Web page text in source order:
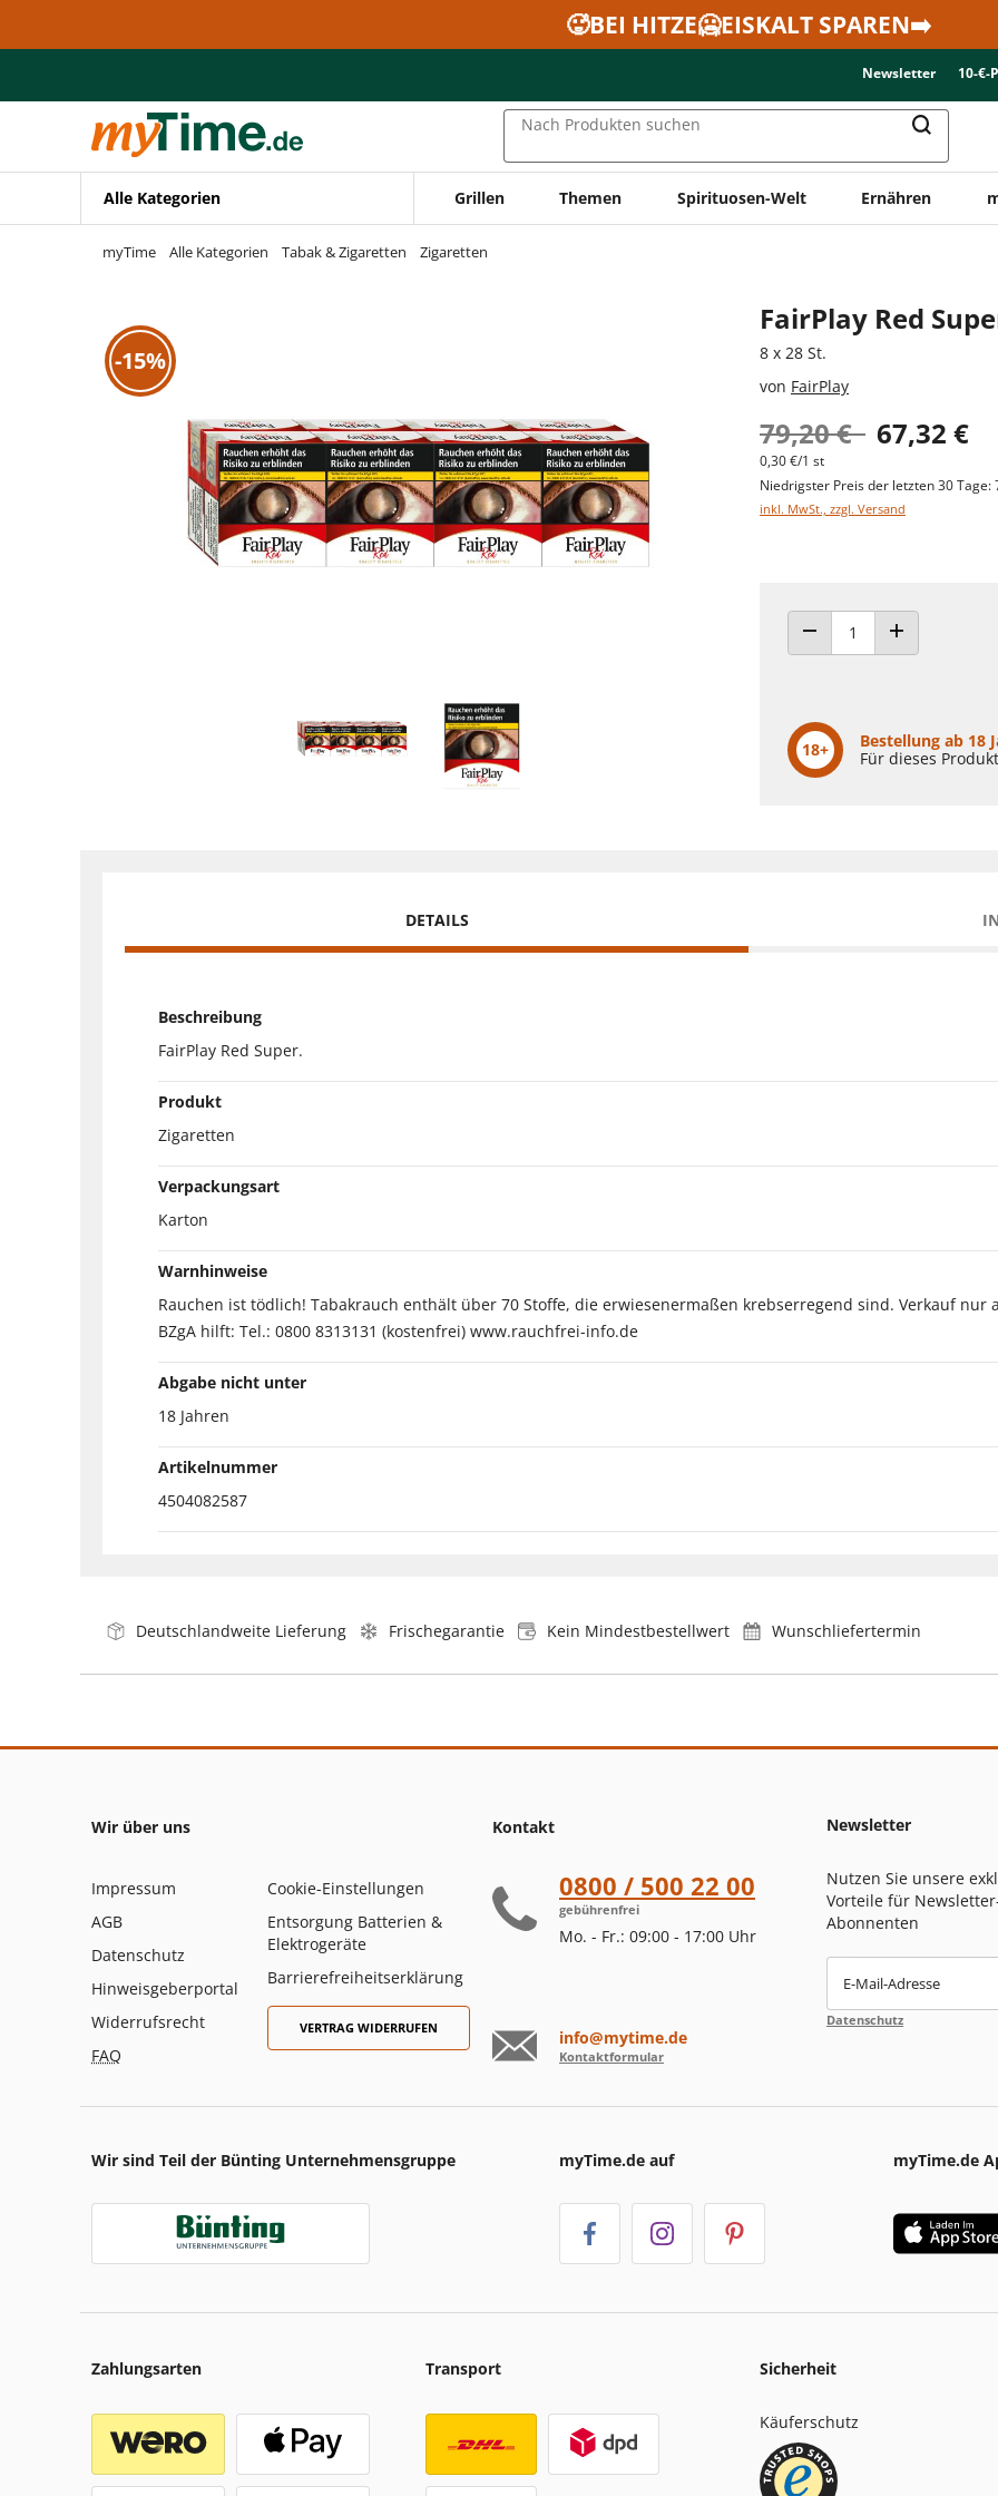
Zur Navigation springen
🥵BEI HITZE🥶EISKALT SPAREN➡️
Newsletter 10-€-
Nach Produkten suchen
Alle Kategorien Grillen Themen Spirituosen-Welt Ernähren
myTime Alle Kategorien Tabak & Zigaretten Zigaretten
-15%
FairPlay Red
8 x 28 St.
von FairPlay
79,20 € 67,32 €
0,30 €/1 st
Niedrigster Preis der letzten 30 Tage:
inkl. MwSt., zzgl. Versand
ANZAHL VERRINGERNANZAHL ERHÖHEN
18+
Bestellung ab 18
Für dieses
DETAILS
Beschreibung
FairPlay Red Super.
Produkt
Zigaretten
Verpackungsart
Karton
Warnhinweise
Rauchen ist tödlich! Tabakrauch enthält über 70 Stoffe, die erwiesenermaßen krebserregend sind. Verkauf nur
BZgA hilft: Tel.: 0800 8313131 (kostenfrei) www.rauchfrei-info.de
Abgabe nicht unter
18 Jahren
Artikelnummer
4504082587
Deutschlandweite Lieferung Frischegarantie Kein Mindestbestellwert Wunschliefertermin
Wir über uns
Impressum
AGB
Datenschutz
Hinweisgeberportal
Widerrufsrecht
FAQ
Cookie-Einstellungen
Entsorgung Batterien &
Elektrogeräte
Barrierefreiheitserklärung
VERTRAG WIDERRUFEN
Kontakt
0800 / 500 22 00
gebührenfrei
Mo. - Fr.: 09:00 - 17:00 Uhr
info@mytime.de
Kontaktformular
Newsletter
Nutzen Sie unsere
Vorteile für
Abonnenten
E-Mail-Adresse
Datenschutz
Wir sind Teil der Bünting Unternehmensgruppe myTime.de auf myTime.de
Zahlungsarten Transport Sicherheit
Käuferschutz